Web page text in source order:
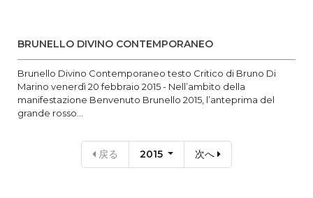
BRUNELLO DIVINO CONTEMPORANEO
Brunello Divino Contemporaneo testo Critico di Bruno Di
Marino venerdì 20 febbraio 2015 - Nell’ambito della
manifestazione Benvenuto Brunello 2015, l’anteprima del
grande rosso...
戻る 2015 次へ